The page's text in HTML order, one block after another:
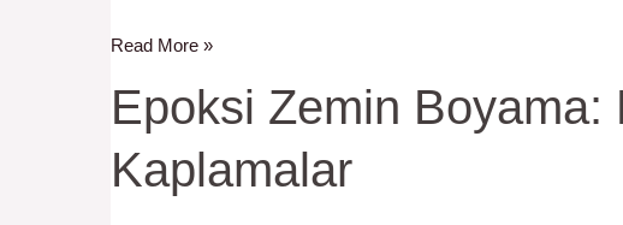
Kilogram
(kg)
Fiyatları:
Bilmeniz
Gerekenler
Read More »
Epoksi Zemin Boyama:
Kaplamalar
Epoksi
Zemin
Boyama:
Dayanıklı,